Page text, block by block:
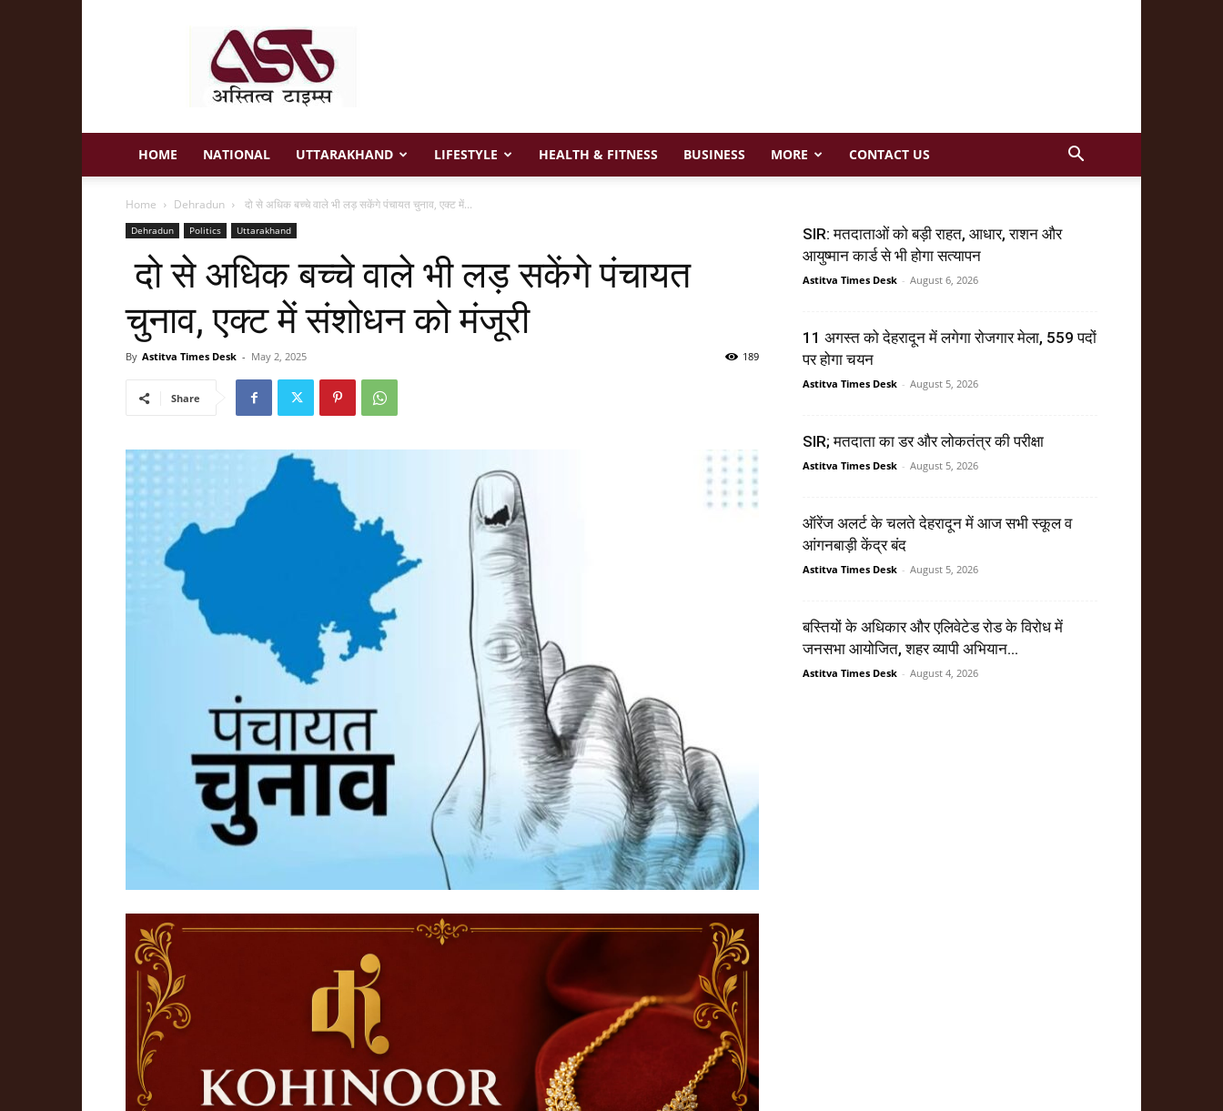
Astitva
Times
HOME NATIONAL UTTARAKHAND LIFESTYLE HEALTH & FITNESS BUSINESS MORE CONTACT US
Home Dehradun दो से अधिक बच्चे वाले भी लड़ सकेंगे पंचायत चुनाव, एक्ट में...
Dehradun Politics Uttarakhand
दो से अधिक बच्चे वाले भी लड़ सकेंगे पंचायत
चुनाव, एक्ट में संशोधन को मंजूरी
By Astitva Times Desk - May 2, 2025 189
Share
SIR: मतदाताओं को बड़ी राहत, आधार, राशन और
आयुष्मान कार्ड से भी होगा सत्यापन
Astitva Times Desk - August 6, 2026
11 अगस्त को देहरादून में लगेगा रोजगार मेला, 559 पदों
पर होगा चयन
Astitva Times Desk - August 5, 2026
SIR; मतदाता का डर और लोकतंत्र की परीक्षा
Astitva Times Desk - August 5, 2026
ऑरेंज अलर्ट के चलते देहरादून में आज सभी स्कूल व
आंगनबाड़ी केंद्र बंद
Astitva Times Desk - August 5, 2026
बस्तियों के अधिकार और एलिवेटेड रोड के विरोध में
जनसभा आयोजित, शहर व्यापी अभियान...
Astitva Times Desk - August 4, 2026